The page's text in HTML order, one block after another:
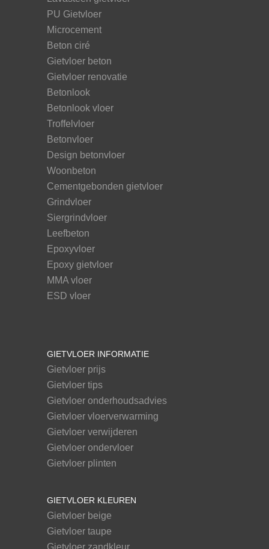
PU Gietvloer
Microcement
Beton ciré
Gietvloer beton
Gietvloer renovatie
Betonlook
Betonlook vloer
Troffelvloer
Betonvloer
Design betonvloer
Woonbeton
Cementgebonden gietvloer
Grindvloer
Siergrindvloer
Leefbeton
Epoxyvloer
Epoxy gietvloer
MMA vloer
ESD vloer
GIETVLOER INFORMATIE
Gietvloer prijs
Gietvloer tips
Gietvloer onderhoudsadvies
Gietvloer vloerverwarming
Gietvloer verwijderen
Gietvloer ondervloer
Gietvloer plinten
GIETVLOER KLEUREN
Gietvloer beige
Gietvloer taupe
Gietvloer zandkleur